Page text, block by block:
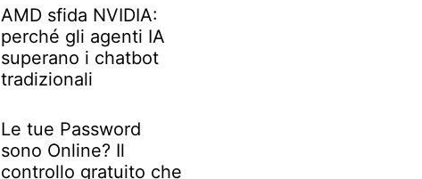
AMD sfida NVIDIA:
perché gli agenti IA
superano i chatbot
tradizionali
Le tue Password
sono Online? Il
controllo gratuito che